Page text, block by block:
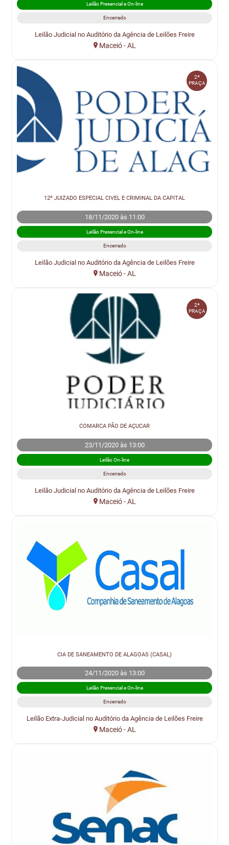
Leilão Presencial e On-line
Encerrado
Leilão Judicial no Auditório da Agência de Leilões Freire
Maceió - AL
2ª
PRAÇA
12º JUIZADO ESPECIAL CIVEL E CRIMINAL DA CAPITAL
18/11/2020 às 11:00
Leilão Presencial e On-line
Encerrado
Leilão Judicial no Auditório da Agência de Leilões Freire
Maceió - AL
2ª
PRAÇA
COMARCA PÃO DE AÇUCAR
23/11/2020 às 13:00
Leilão On-line
Encerrado
Leilão Judicial no Auditório da Agência de Leilões Freire
Maceió - AL
CIA DE SANEAMENTO DE ALAGOAS (CASAL)
24/11/2020 às 13:00
Leilão Presencial e On-line
Encerrado
Leilão Extra-Judicial no Auditório da Agência de Leilões Freire
Maceió - AL